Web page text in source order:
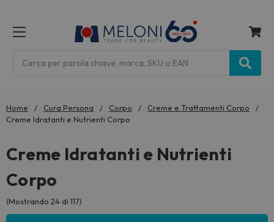
Home Cura Persona Corpo
Creme e Trattamenti Corpo
Creme Idratanti e Nutrienti Corpo
Creme Idratanti e Nutrienti
Corpo
(Mostrando 24 di 117)